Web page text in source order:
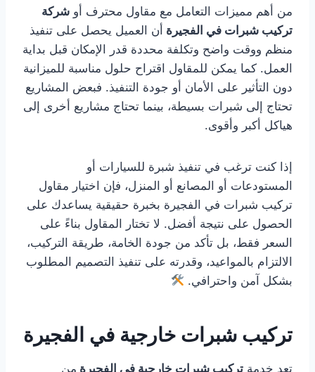
من أهم مميزات التعامل مع مقاول محترف أو شركة
تركيب شبرات في الفجيرة أن العميل يحصل على تنفيذ
منظم ووقت واضح وتكلفة محددة قدر الإمكان قبل بداية
العمل. كما يمكن للمقاول اقتراح حلول مناسبة للميزانية
دون التأثير على الأمان أو جودة التنفيذ. فبعض المشاريع
تحتاج إلى شبرات بسيطة، بينما تحتاج مشاريع أخرى إلى
هياكل أكبر وأقوى.
إذا كنت ترغب في تنفيذ شبرة للسيارات أو
المستودعات أو المصانع أو المنزل، فإن اختيار مقاول
تركيب شبرات في الفجيرة بخبرة حقيقية يساعدك على
الحصول على نتيجة أفضل. لا تختار المقاول بناءً على
السعر فقط، بل تأكد من جودة الخامة، طريقة التركيب،
الالتزام بالمواعيد، وقدرته على تنفيذ التصميم المطلوب
بشكل آمن واحترافي.
تركيب شبرات خارجية في الفجيرة
تعد خدمة تركيب شبرات خارجية في الفجيرة من